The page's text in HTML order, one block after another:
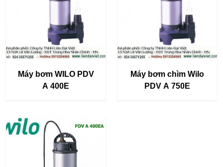
Máy bơm WILO PDV
A 400E
Máy bơm chìm Wilo
PDV A 750E